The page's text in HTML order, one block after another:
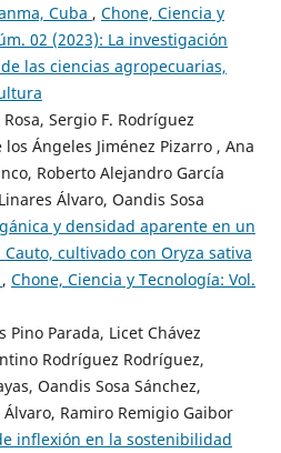
Cuba , Chone, Ciencia y
02 (2023): La investigación
las ciencias agropecuarias,
Sergio F. Rodríguez
Ángeles Jiménez Pizarro , Ana
Roberto Alejandro García
Álvaro, Oandis Sosa
y densidad aparente en un
cultivado con Oryza sativa
, Chone, Ciencia y Tecnología: Vol.
Pino Parada, Licet Chávez
Rodríguez Rodríguez,
Oandis Sosa Sánchez,
Ramiro Remigio Gaibor
inflexión en la sostenibilidad